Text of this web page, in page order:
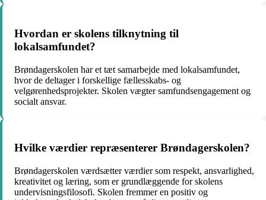
Hvordan er skolens tilknytning til
lokalsamfundet?
Brøndagerskolen har et tæt samarbejde med lokalsamfundet,
hvor de deltager i forskellige fællesskabs- og
velgørenhedsprojekter. Skolen vægter samfundsengagement og
socialt ansvar.
Hvilke værdier repræsenterer Brøndagerskolen?
Brøndagerskolen værdsætter værdier som respekt, ansvarlighed,
kreativitet og læring, som er grundlæggende for skolens
undervisningsfilosofi. Skolen fremmer en positiv og